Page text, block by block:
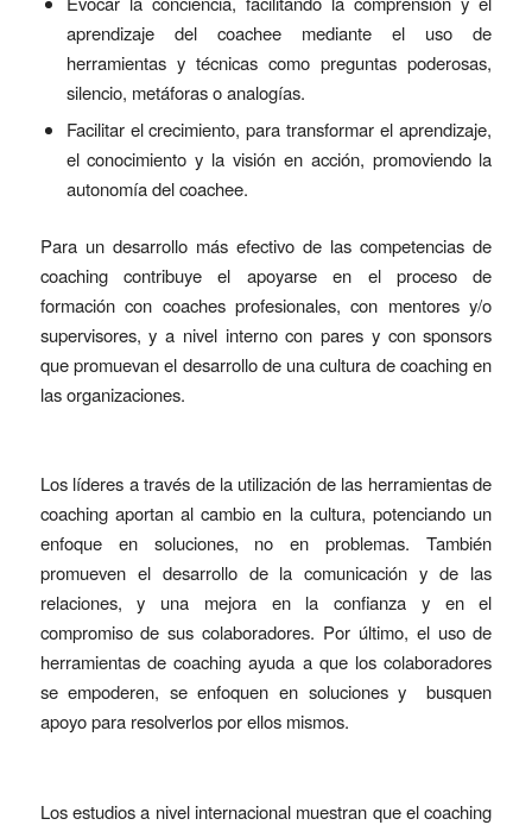
aprendizaje del coachee mediante el uso de
herramientas y técnicas como preguntas poderosas,
silencio, metáforas o analogías.
Facilitar el crecimiento, para transformar el aprendizaje,
el conocimiento y la visión en acción, promoviendo la
autonomía del coachee.
Para un desarrollo más efectivo de las competencias de
coaching contribuye el apoyarse en el proceso de
formación con coaches profesionales, con mentores y/o
supervisores, y a nivel interno con pares y con sponsors
que promuevan el desarrollo de una cultura de coaching en
las organizaciones.
Los líderes a través de la utilización de las herramientas de
coaching aportan al cambio en la cultura, potenciando un
enfoque en soluciones, no en problemas. También
promueven el desarrollo de la comunicación y de las
relaciones, y una mejora en la confianza y en el
compromiso de sus colaboradores. Por último, el uso de
herramientas de coaching ayuda a que los colaboradores
se empoderen, se enfoquen en soluciones y busquen
apoyo para resolverlos por ellos mismos.
Los estudios a nivel internacional muestran que el coaching